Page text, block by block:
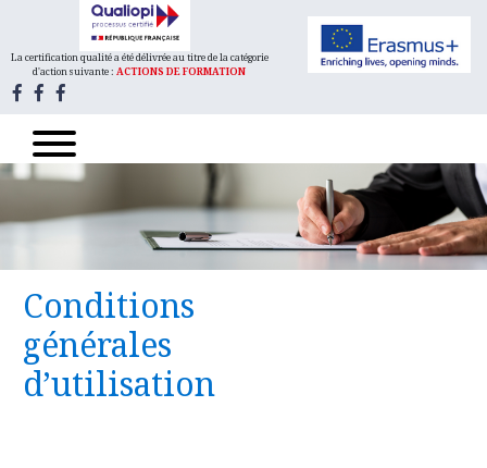
1 rue de Germont
76031 cedex
02 32 88 89 90
Accueil 24h/24.
Urgence psychiatrique avec présomption
d’hospitalisation, sans nécessité d'une prise en
charge somatique
Centre Hospitalier du Rouvray - Unité
La certification qualité a été délivrée au titre de la catégorie
d'action suivante : ACTIONS DE FORMATION
Conditions
générales
d’utilisation